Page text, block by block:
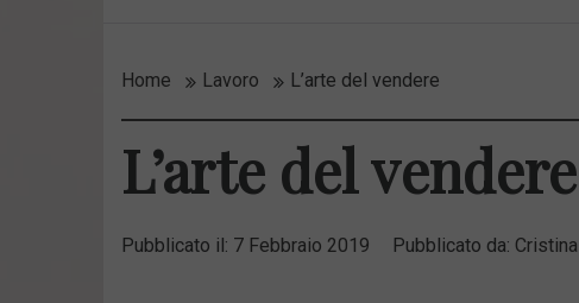
Home Lavoro L’arte del vendere
L’arte del vendere
Pubblicato il: 7 Febbraio 2019 Pubblicato da: